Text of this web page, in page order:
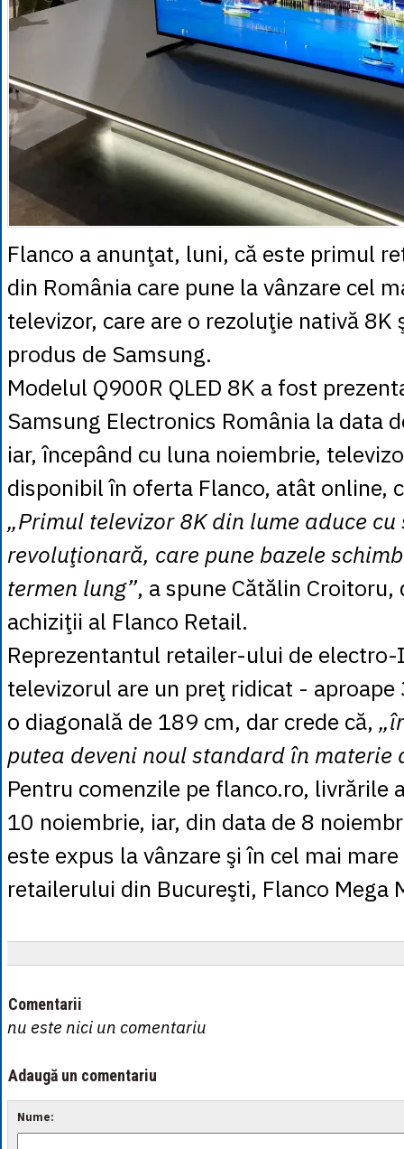
Flanco a anunţat, luni, că este primul
din România care pune la vânzare cel
televizor, care are o rezoluţie nativă 8K
produs de Samsung.
Modelul Q900R QLED 8K a fost
Samsung Electronics România la data
iar, începând cu luna noiembrie,
disponibil în oferta Flanco, atât online,
„Primul televizor 8K din lume aduce
revoluţionară, care pune bazele
termen lung”, a spune Cătălin
achiziţii al Flanco Retail.
Reprezentantul retailer-ului de
televizorul are un preţ ridicat -
o diagonală de 189 cm, dar crede că,
putea deveni noul standard în materie
Pentru comenzile pe flanco.ro, livrările
10 noiembrie, iar, din data de 8
este expus la vânzare şi în cel mai
retailerului din Bucureşti, Flanco Mega
Comentarii
nu este nici un comentariu
Adaugă un comentariu
Nume: